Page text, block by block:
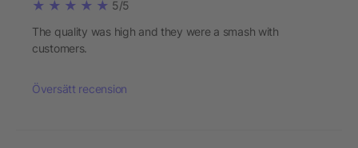
5/5
The quality was high and they were a smash with
customers.
Översätt recension